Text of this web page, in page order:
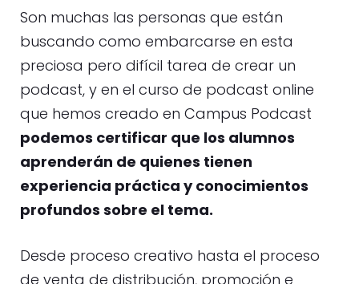
Son muchas las personas que están
buscando como embarcarse en esta
preciosa pero difícil tarea de crear un
podcast, y en el curso de podcast online
que hemos creado en Campus Podcast
podemos certificar que los alumnos
aprenderán de quienes tienen
experiencia práctica y conocimientos
profundos sobre el tema.
Desde proceso creativo hasta el proceso
de venta de distribución, promoción e